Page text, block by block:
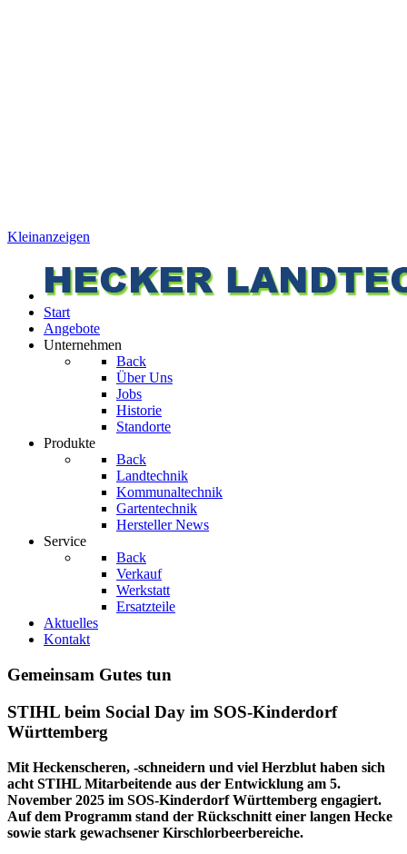
Kleinanzeigen
Start
Angebote
Unternehmen
Back
Über Uns
Jobs
Historie
Standorte
Produkte
Back
Landtechnik
Kommunaltechnik
Gartentechnik
Hersteller News
Service
Back
Verkauf
Werkstatt
Ersatzteile
Aktuelles
Kontakt
Gemeinsam Gutes tun
STIHL beim Social Day im SOS-Kinderdorf
Württemberg
Mit Heckenscheren, -schneidern und viel Herzblut haben sich
acht STIHL Mitarbeitende aus der Entwicklung am 5.
November 2025 im SOS-Kinderdorf Württemberg engagiert.
Auf dem Programm stand der Rückschnitt einer langen Hecke
sowie stark gewachsener Kirschlorbeerbereiche.